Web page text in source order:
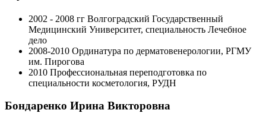
2002 - 2008 гг Волгоградский Государственный
Медицинский Университет, специальность Лечебное
дело
2008-2010 Ординатура по дерматовенерологии, РГМУ
им. Пирогова
2010 Профессиональная переподготовка по
специальности косметология, РУДН
Бондаренко Ирина Викторовна